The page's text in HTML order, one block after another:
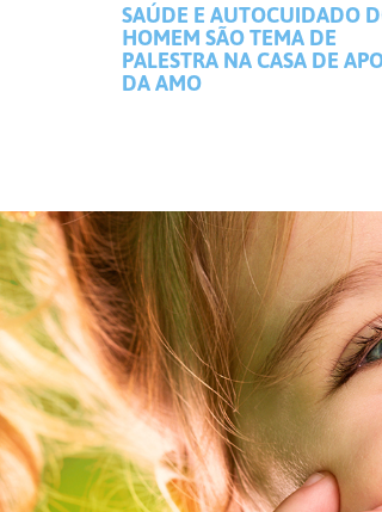
SAÚDE E AUTOCUIDADO
HOMEM SÃO TEMA DE
PALESTRA NA CASA DE
DA AMO